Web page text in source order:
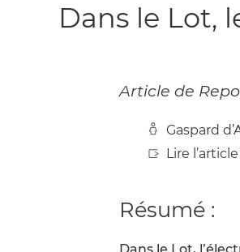
Dans le Lot,
Article de
Gaspard
Lire
Résumé :